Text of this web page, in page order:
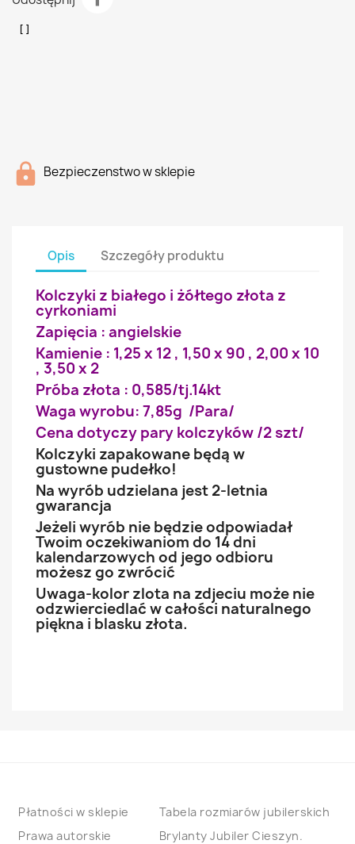
Bezpieczenstwo w sklepie
Opis Szczegóły produktu
Kolczyki z białego i żółtego złota z
cyrkoniami
Zapięcia : angielskie
Kamienie : 1,25 x 12 , 1,50 x 90 , 2,00 x 10
, 3,50 x 2
Próba złota : 0,585/tj.14kt
Waga wyrobu: 7,85g /Para/
Cena dotyczy pary kolczyków /2 szt/
Kolczyki zapakowane będą w
gustowne pudełko!
Na wyrób udzielana jest 2-letnia
gwarancja
Jeżeli wyrób nie będzie odpowiadał
Twoim oczekiwaniom do 14 dni
kalendarzowych od jego odbioru
możesz go zwrócić
Uwaga-kolor zlota na zdjeciu może nie
odzwierciedlać w całości naturalnego
piękna i blasku złota.
Płatności w sklepie
Prawa autorskie
Tabela rozmiarów jubilerskich
Brylanty Jubiler Cieszyn.